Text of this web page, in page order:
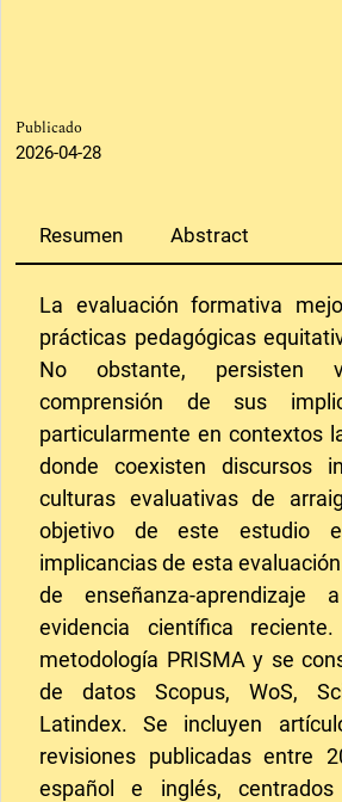
Publicado
2026-04-28
Resumen Abstract
La evaluación formativa
prácticas pedagógicas
No obstante, persisten
comprensión de sus
particularmente en contextos
donde coexisten discursos
culturas evaluativas de
objetivo de este estudio
implicancias de esta
de enseñanza-
evidencia científica
metodología PRISMA y se
de datos Scopus, WoS,
Latindex. Se incluyen
revisiones publicadas entre
español e inglés,